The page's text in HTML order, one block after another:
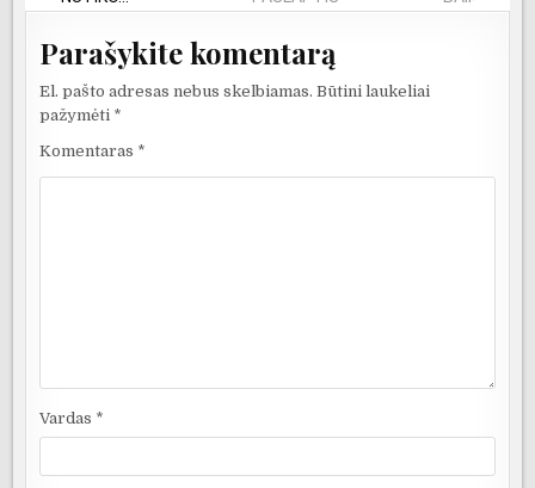
Parašykite komentarą
El. pašto adresas nebus skelbiamas. Būtini laukeliai
pažymėti *
Komentaras *
Vardas *